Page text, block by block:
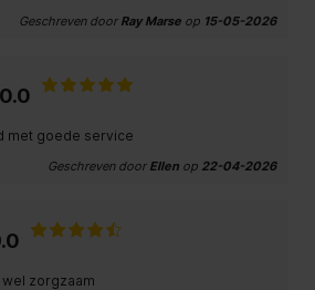
Geschreven door Ray Marse op 15-05-2026
met goede service
Geschreven door Ellen op 22-04-2026
zorgzaam